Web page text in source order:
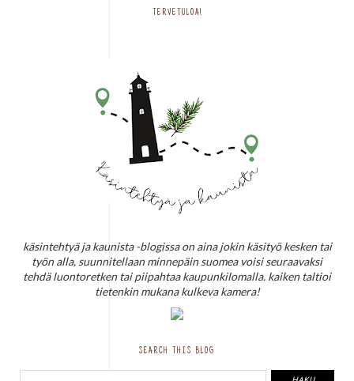
TERVETULOA!
käsintehtyä ja kaunista -blogissa on aina jokin käsityö kesken tai
työn alla, suunnitellaan minnepäin suomea voisi seuraavaksi
tehdä luontoretken tai piipahtaa kaupunkilomalla. kaiken taltioi
tietenkin mukana kulkeva kamera!
SEARCH THIS BLOG